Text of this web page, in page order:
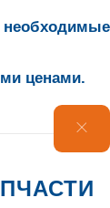
необходимые
ценами.